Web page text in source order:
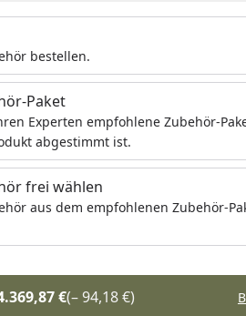
bestellen.
Paket
Experten empfohlene Zubehör-
abgestimmt ist.
frei wählen
aus dem empfohlenen Zubehör-
€(– 94,18 €)